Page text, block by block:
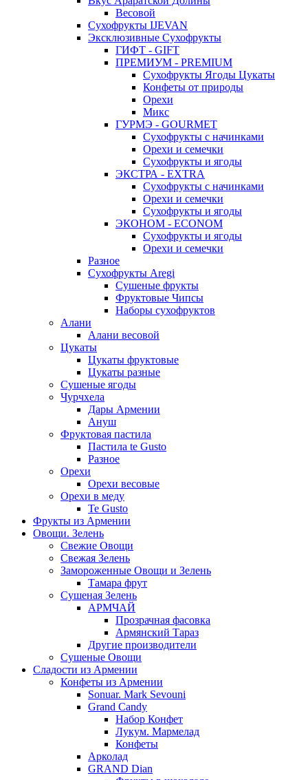
Весовой
Сухофрукты IJEVAN
Эксклюзивные Сухофрукты
ГИФТ - GIFT
ПРЕМИУМ - PREMIUM
Сухофрукты Ягоды Цукаты
Конфеты от природы
Орехи
Микс
ГУРМЭ - GOURMET
Сухофрукты с начинками
Орехи и семечки
Сухофрукты и ягоды
ЭКСТРА - EXTRA
Сухофрукты с начинками
Орехи и семечки
Сухофрукты и ягоды
ЭКОНОМ - ECONOM
Сухофрукты и ягоды
Орехи и семечки
Разное
Сухофрукты Aregi
Сушеные фрукты
Фруктовые Чипсы
Наборы сухофруктов
Алани
Алани весовой
Цукаты
Цукаты фруктовые
Цукаты разные
Сушеные ягоды
Чурчхела
Дары Армении
Ануш
Фруктовая пастила
Пастила te Gusto
Разное
Орехи
Орехи весовые
Орехи в меду
Te Gusto
Фрукты из Армении
Овощи. Зелень
Свежие Овощи
Свежая Зелень
Замороженные Овощи и Зелень
Тамара фрут
Сушеная Зелень
АРМЧАЙ
Прозрачная фасовка
Армянский Тараз
Другие производители
Сушеные Овощи
Сладости из Армении
Конфеты из Армении
Sonuar. Mark Sevouni
Grand Candy
Набор Конфет
Лукум. Мармелад
Конфеты
Арколад
GRAND Dian